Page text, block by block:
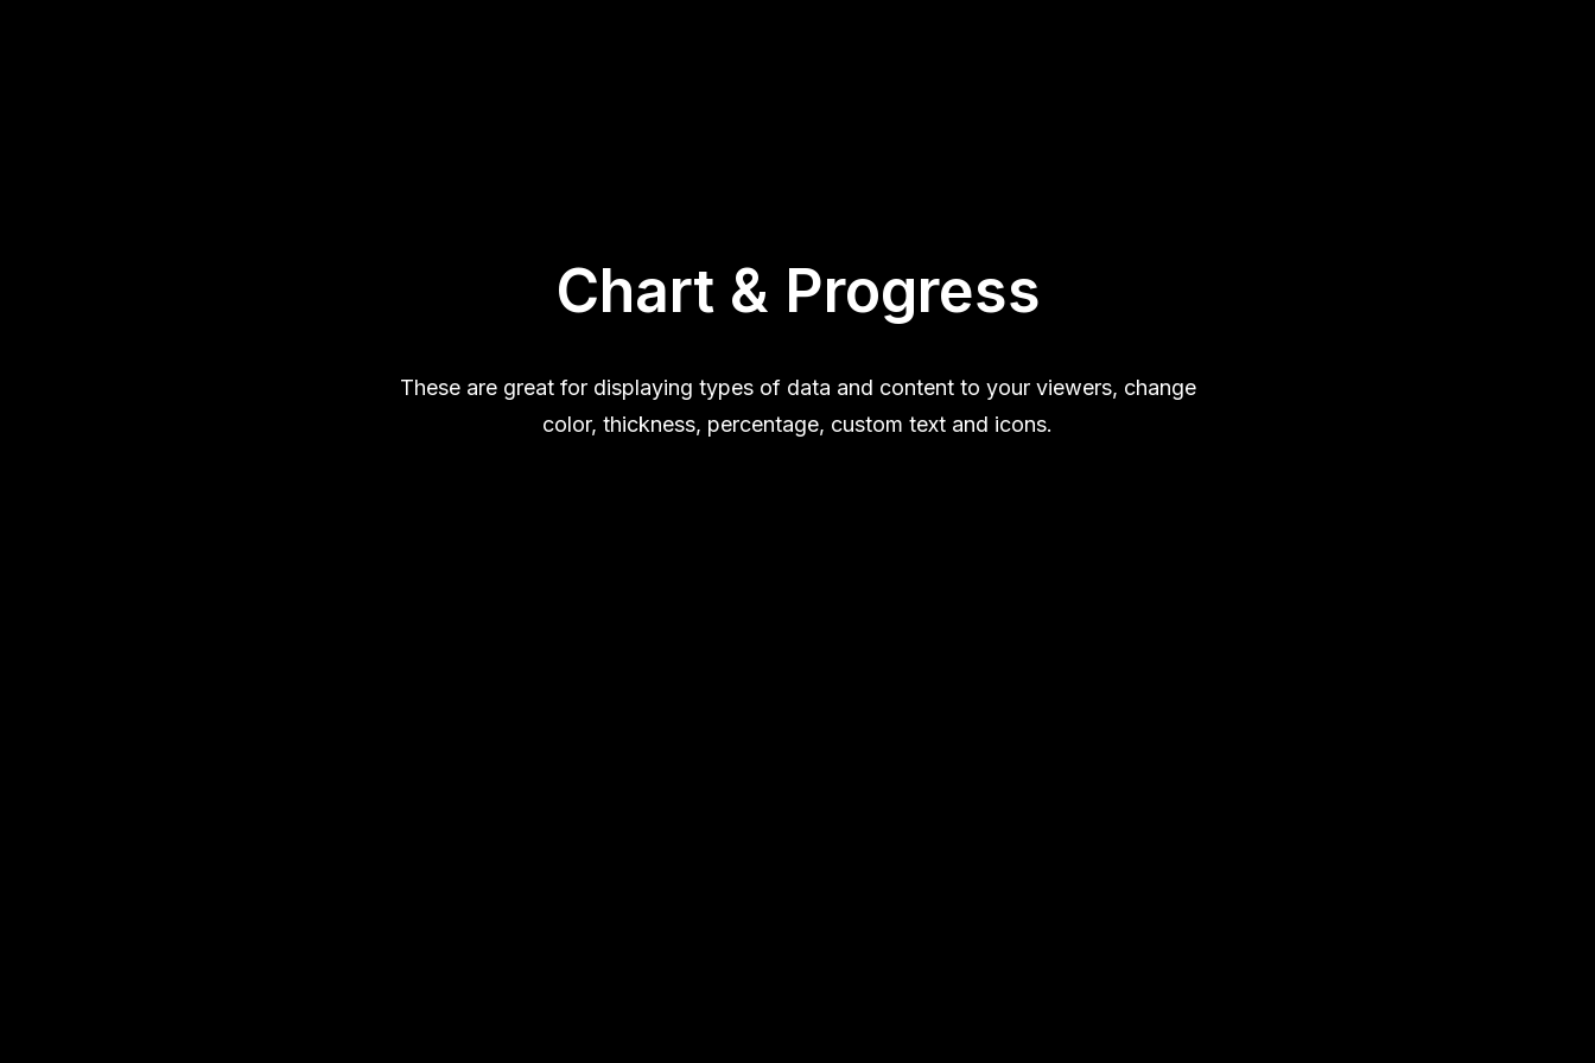
Chart & Progress
These are great for displaying types of data and content to your viewers, change
color, thickness, percentage, custom text and icons.